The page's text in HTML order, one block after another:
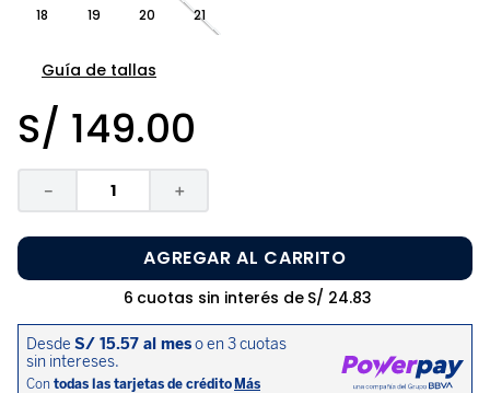
18 19 20 21
Guía de tallas
S/ 149.00
＋
－
AGREGAR AL CARRITO
6 cuotas sin interés de S/ 24.83
disney